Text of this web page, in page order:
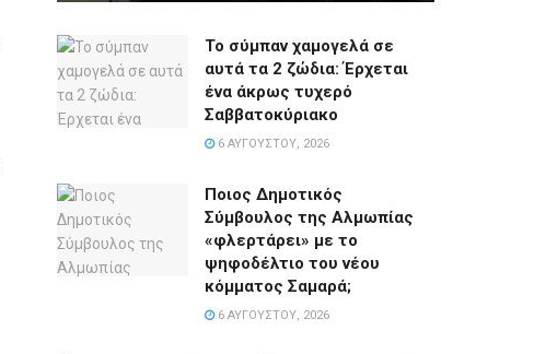
Το σύμπαν χαμογελά σε
αυτά τα 2 ζώδια: Έρχεται
ένα άκρως τυχερό
Σαββατοκύριακο
6 ΑΥΓΟΎΣΤΟΥ, 2026
Ποιος Δημοτικός
Σύμβουλος της Αλμωπίας
«φλερτάρει» με το
ψηφοδέλτιο του νέου
κόμματος Σαμαρά;
6 ΑΥΓΟΎΣΤΟΥ, 2026